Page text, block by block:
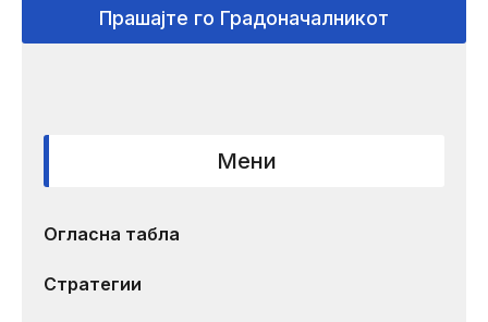
Прашајте го Градоначалникот
Мени
Огласна табла
Стратегии